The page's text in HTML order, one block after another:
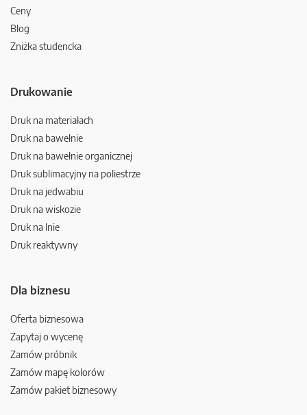
Ceny
Blog
Zniżka studencka
Drukowanie
Druk na materiałach
Druk na bawełnie
Druk na bawełnie organicznej
Druk sublimacyjny na poliestrze
Druk na jedwabiu
Druk na wiskozie
Druk na lnie
Druk reaktywny
Dla biznesu
Oferta biznesowa
Zapytaj o wycenę
Zamów próbnik
Zamów mapę kolorów
Zamów pakiet biznesowy